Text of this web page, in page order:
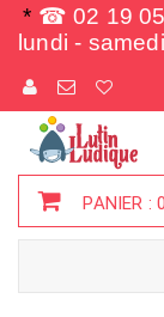
* ☎ 02 19
lundi -
PANIER :0